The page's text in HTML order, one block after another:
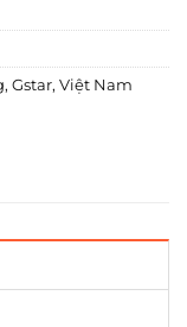
, Gstar, Việt Nam